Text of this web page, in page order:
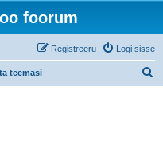
foorum
Logi sisse
Registreeru
teemasi